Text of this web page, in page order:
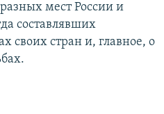
мест России и
составлявших
своих стран и, главное, о